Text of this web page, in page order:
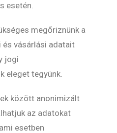
esetén.
megőriznünk a
vásárlási adatait
jogi
eleget tegyünk.
között anonimizált
az adatokat
esetben